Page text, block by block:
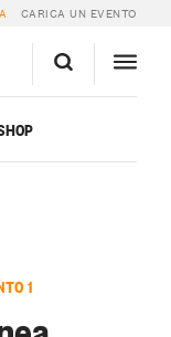
CARICA UN EVENTO
1